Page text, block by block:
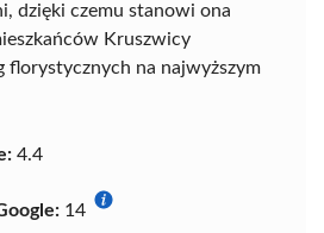
dzięki czemu stanowi ona
Kruszwicy
florystycznych na najwyższym
4.4
14